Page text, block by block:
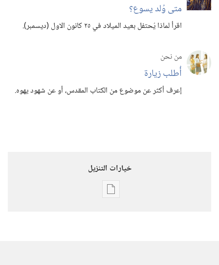
متى وُلد يسوع؟‏
اقرأ لماذا يُحتفل بعيد الميلاد في ٢٥ كانون الاول (‏ديسمبر)‏.‏
من نحن
أُطلب زيارة
إعرف أكثر عن موضوع من الكتاب المقدس،‏ أو عن شهود يهوه.‏
خيارات التنزيل
خيارات